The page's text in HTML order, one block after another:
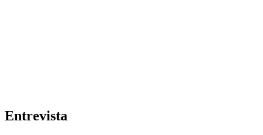
Entrevista